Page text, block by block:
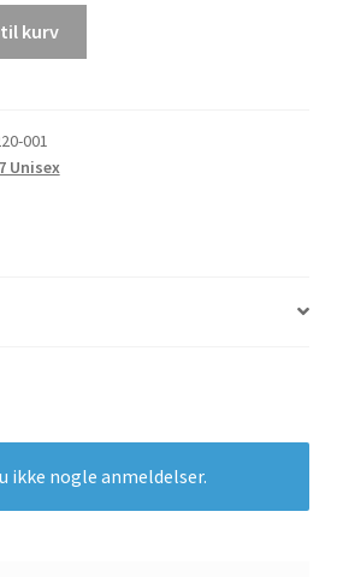
kurv
001
Unisex
ikke nogle anmeldelser.